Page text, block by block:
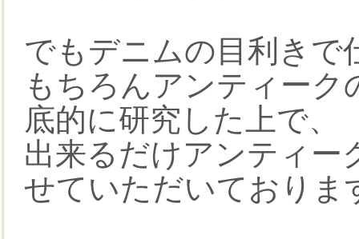
でもデニムの目利きで
もちろんアンティー
底的に研究した上で、
出来るだけアンティー
せていただいておりま